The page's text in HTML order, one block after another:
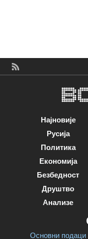
Најновије
Русија
Политика
Економија
Безбедност
Друштво
Анализе
Основни подаци